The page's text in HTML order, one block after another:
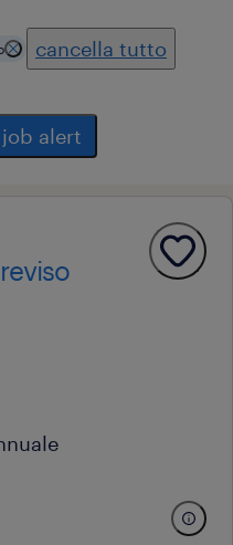
cancella tutto
alert